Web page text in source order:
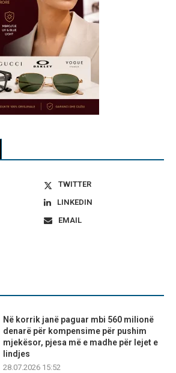
TWITTER
LINKEDIN
EMAIL
Në korrik janë paguar mbi 560 milionë
denarë për kompensime për pushim
mjekësor, pjesa më e madhe për lejet e
lindjes
28.07.2026 15:52